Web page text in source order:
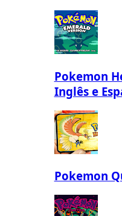
Pokemon
Inglês e
Pokemon